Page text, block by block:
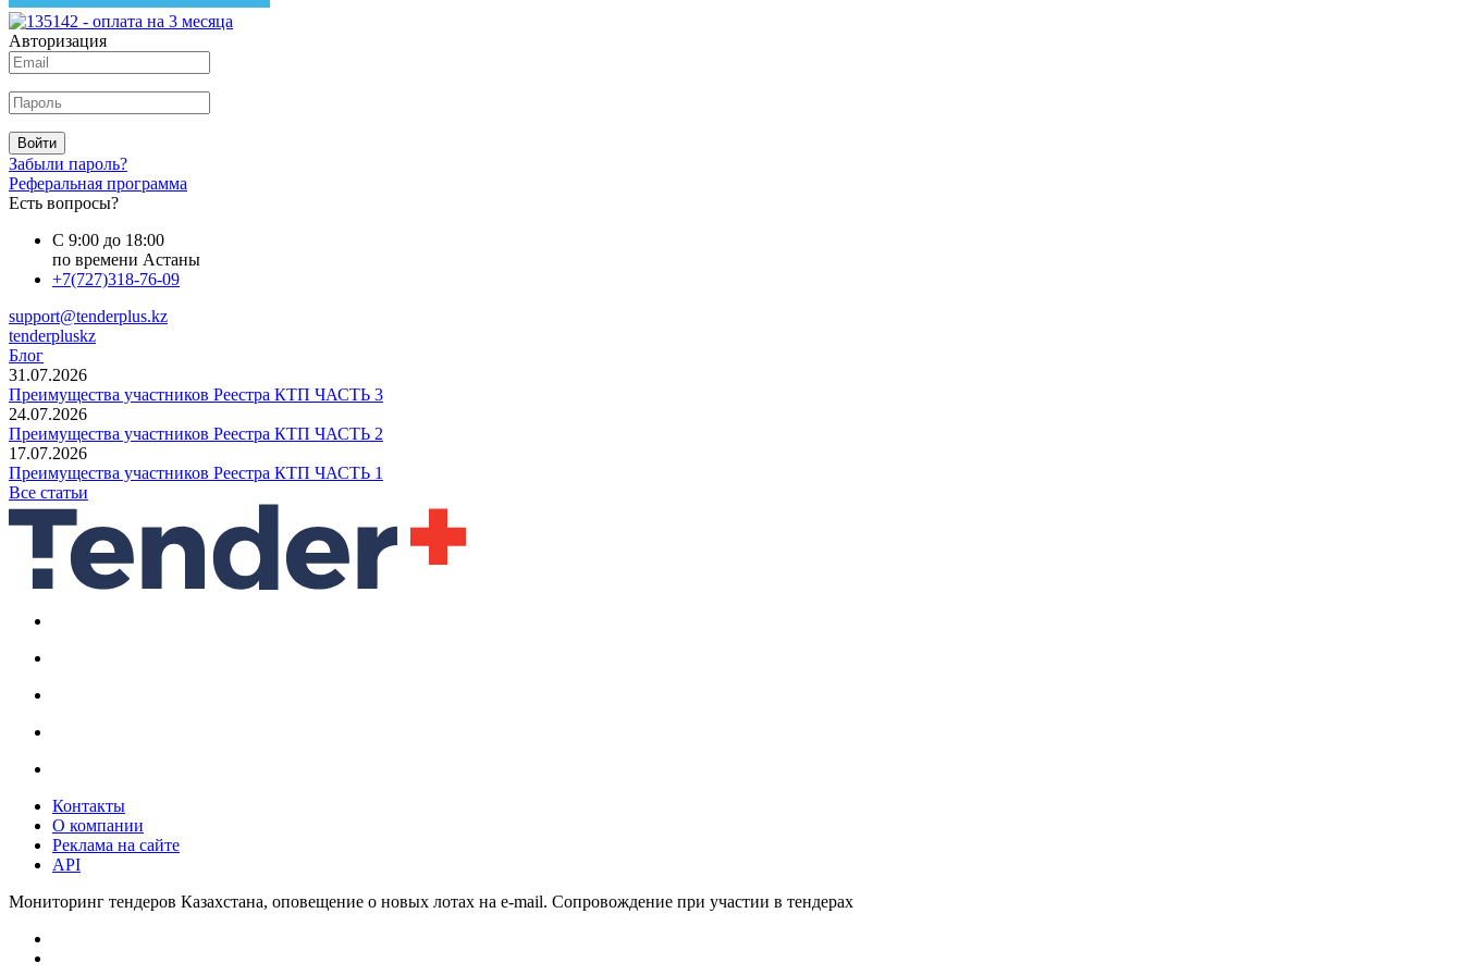
Авторизация
Войти
Забыли пароль?
Реферальная программа
Есть вопросы?
С 9:00 до 18:00
по времени Астаны
+7(727)318-76-09
support@tenderplus.kz
tenderpluskz
Блог
31.07.2026
Преимущества участников Реестра КТП ЧАСТЬ 3
24.07.2026
Преимущества участников Реестра КТП ЧАСТЬ 2
17.07.2026
Преимущества участников Реестра КТП ЧАСТЬ 1
Все статьи
Контакты
О компании
Реклама на сайте
API
Мониторинг тендеров Казахстана, оповещение о новых лотах на e-mail. Сопровождение при участии в тендерах